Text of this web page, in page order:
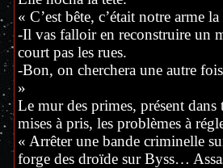
« C’est bête, c’était notre arme
-Il vas falloir en reconstruire un
court pas les rues.
-Bon, on cherchera une autre
»
Le mur des primes, présent dans
mises à pris, les problèmes à
« Arrêter une bande criminelle
forge des droïde sur Byss…